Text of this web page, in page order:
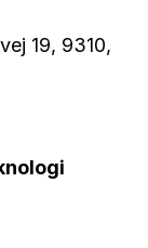
19, 9310,